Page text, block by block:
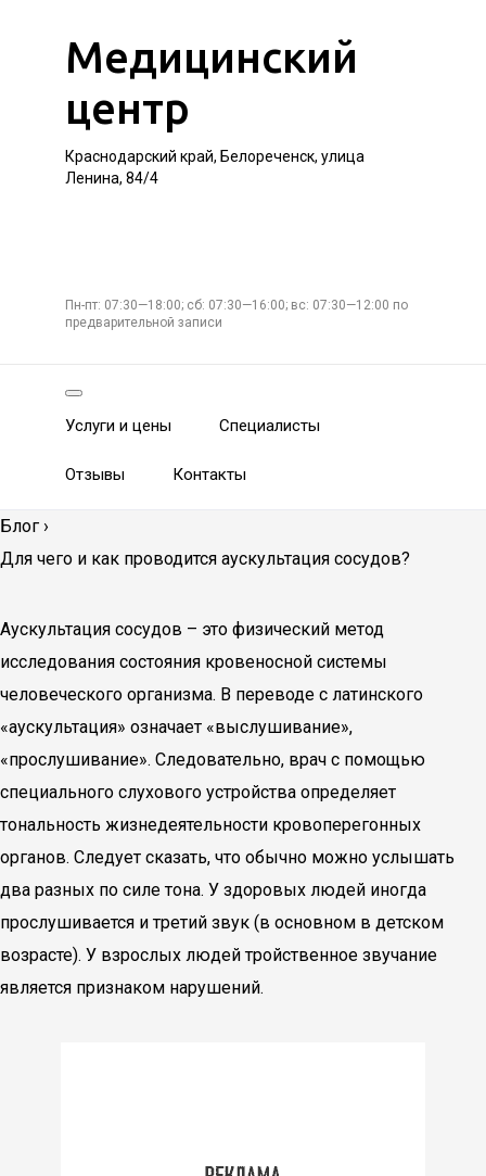
Медицинский
центр
Краснодарский край, Белореченск, улица
Ленина, 84/4
Пн-пт: 07:30—18:00; сб: 07:30—16:00; вс: 07:30—12:00 по
предварительной записи
Услуги и цены Специалисты
Отзывы Контакты
Блог ›
Для чего и как проводится аускультация сосудов?
Аускультация сосудов – это физический метод
исследования состояния кровеносной системы
человеческого организма. В переводе с латинского
«аускультация» означает «выслушивание»,
«прослушивание». Следовательно, врач с помощью
специального слухового устройства определяет
тональность жизнедеятельности кровоперегонных
органов. Следует сказать, что обычно можно услышать
два разных по силе тона. У здоровых людей иногда
прослушивается и третий звук (в основном в детском
возрасте). У взрослых людей тройственное звучание
является признаком нарушений.